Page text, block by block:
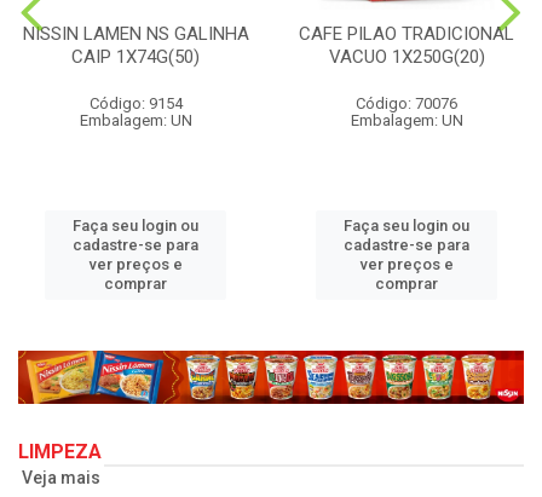
NISSIN LAMEN NS GALINHA
CAIP 1X74G(50)
Código: 9154
Embalagem: UN
Faça seu login ou
cadastre-se para
ver preços e
comprar
CAFE PILAO TRADICIONAL
VACUO 1X250G(20)
Código: 70076
Embalagem: UN
Faça seu login ou
cadastre-se para
ver preços e
comprar
LIMPEZA
Veja mais